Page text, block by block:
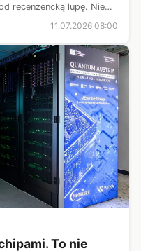
recenzencką lupę. Nie
11.07.2026 08:00
To nie